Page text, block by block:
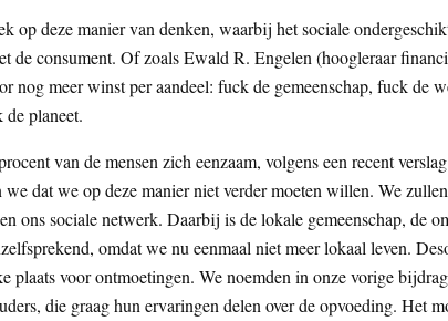
op deze manier van denken, waarbij het sociale
de consument. Of zoals Ewald R. Engelen (hoogleraar
nog meer winst per aandeel: fuck de gemeenschap, fuck de
de planeet.
van de mensen zich eenzaam, volgens een recent
dat we op deze manier niet verder moeten willen. We
ons sociale netwerk. Daarbij is de lokale gemeenschap, de
omdat we nu eenmaal niet meer lokaal leven.
plaats voor ontmoetingen. We noemden in onze vorige
die graag hun ervaringen delen over de opvoeding. Het